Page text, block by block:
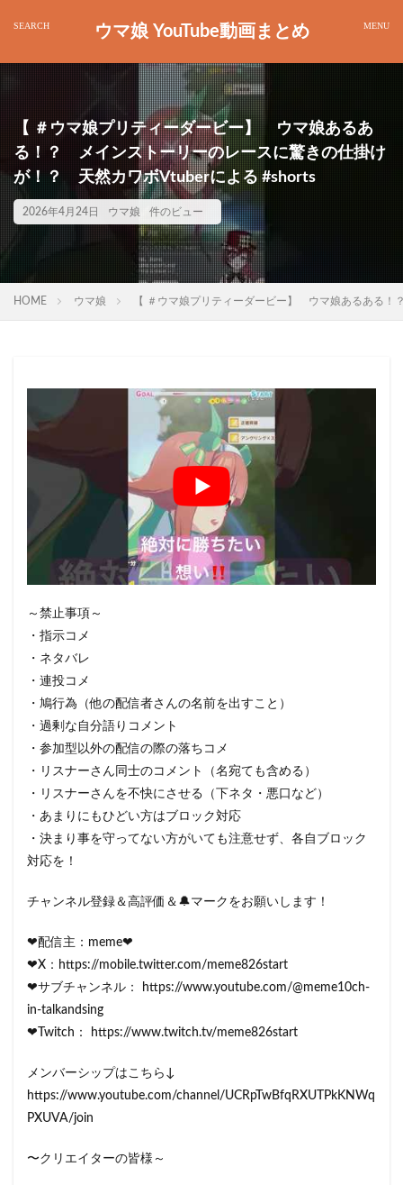
ウマ娘 YouTube動画まとめ
【 ＃ウマ娘プリティーダービー】 ウマ娘あるあ
る！？ メインストーリーのレースに驚きの仕掛け
が！？ 天然カワボVtuberによる #shorts
2026年4月24日 ウマ娘 件のビュー
HOME ウマ娘 【 ＃ウマ娘プリティーダービー】 ウマ娘あるある
～禁止事項～
・指示コメ
・ネタバレ
・連投コメ
・鳩行為（他の配信者さんの名前を出すこと）
・過剰な自分語りコメント
・参加型以外の配信の際の落ちコメ
・リスナーさん同士のコメント（名宛ても含める）
・リスナーさんを不快にさせる（下ネタ・悪口など）
・あまりにもひどい方はブロック対応
・決まり事を守ってない方がいても注意せず、各自ブロック
対応を！
チャンネル登録＆高評価＆🔔マークをお願いします！
❤配信主：meme❤
❤X：https://mobile.twitter.com/meme826start
❤サブチャンネル： https://www.youtube.com/@meme10ch-
in-talkandsing
❤Twitch： https://www.twitch.tv/meme826start
メンバーシップはこちら↓
https://www.youtube.com/channel/UCRpTwBfqRXUTPkKNWq
PXUVA/join
〜クリエイターの皆様～